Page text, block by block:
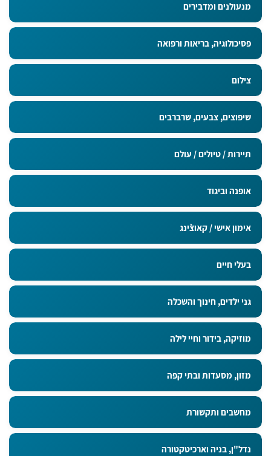
מנעולנים ומדבירים
פסיכולוגיה, בריאות ורפואה
צילום
שיפוצים, צבעים, שרברבים
תיירות / טיולים / עולם
אופנה וביגוד
אימון אישי / קאוצ`ינג
בעלי חיים
גני ילדים, חינוך והשכלה
מוזיקה, בידור וחיי לילה
מזון, מסעדות ובתי קפה
מחשבים ותקשורת
נדל"ן, בניה וארכיטקטורה